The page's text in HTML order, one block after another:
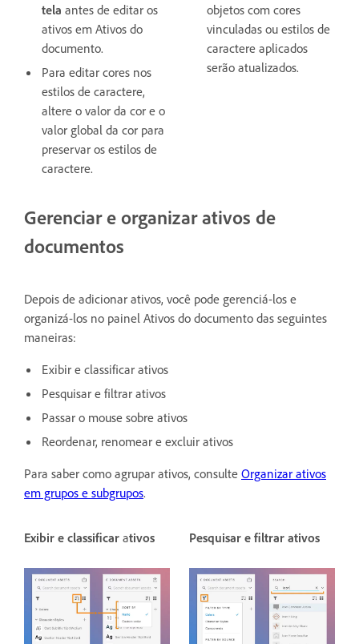
tela antes de editar os
ativos em Ativos do
documento.
Para editar cores nos
estilos de caractere,
altere o valor da cor e o
valor global da cor para
preservar os estilos de
caractere.
objetos com cores
vinculadas ou estilos de
caractere aplicados
serão atualizados.
Gerenciar e organizar ativos de
documentos
Depois de adicionar ativos, você pode gerenciá-los e
organizá-los no painel Ativos do documento das seguintes
maneiras:
Exibir e classificar ativos
Pesquisar e filtrar ativos
Passar o mouse sobre ativos
Reordenar, renomear e excluir ativos
Para saber como agrupar ativos, consulte Organizar ativos
em grupos e subgrupos.
Exibir e classificar ativos Pesquisar e filtrar ativos